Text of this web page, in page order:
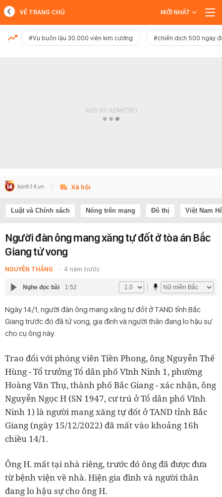
MỚI NHẤT
VỀ TRANG CHỦ MỚI NHẤT
#Vụ buôn lậu 30.000 viên kim cương #chiến dịch 500 ngày
Xã hội
Luật và Chính sách Nóng trên mạng Đô thị Việt Nam
Người đàn ông mang xăng tự đốt ở tòa án Bắc
Giang tử vong
NGUYỄN THẮNG 4 năm trước
Nghe đọc bài 1:52
Ngày 14/1, người đàn ông mang xăng tự đốt ở TAND tỉnh Bắc
Giang trước đó đã tử vong, gia đình và người thân đang lo hậu sự
cho cụ ông này.
Trao đổi với phóng viên Tiền Phong, ông Nguyễn Thế
Hùng - Tổ trưởng Tổ dân phố Vĩnh Ninh 1, phường
Hoàng Văn Thụ, thành phố Bắc Giang - xác nhận, ông
Nguyễn Ngọc H (SN 1947, cư trú ở Tổ dân phố Vĩnh
Ninh 1) là người mang xăng tự đốt ở TAND tỉnh Bắc
Giang (ngày 15/12/2022) đã mất vào khoảng 16h
chiều 14/1.
Ông H. mất tại nhà riêng, trước đó ông đã được đưa
từ bệnh viện về nhà. Hiện gia đình và người thân
đang lo hậu sự cho ông H.